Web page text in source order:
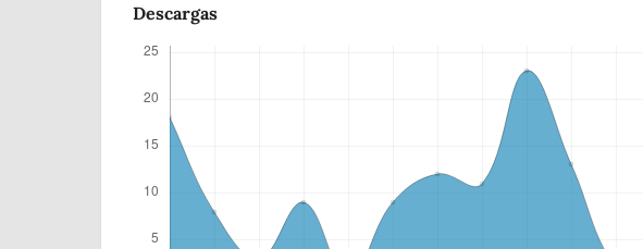
Descargas